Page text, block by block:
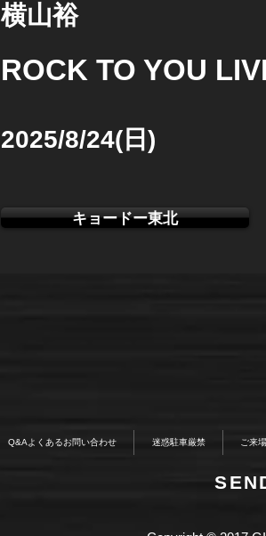
横山裕
ROCK TO YOU
2025/8/24(日)
キョードー東北
Q&Aよくあるお問い合わせ 迷惑駐車厳禁 ご来